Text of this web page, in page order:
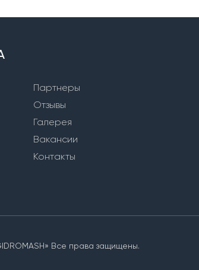
Партнеры
Отзывы
Галерея
Вакансии
Контакты
Все права защищены.